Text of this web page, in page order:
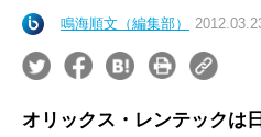
鳴海順文（編集部）
オリックス・レンテックは